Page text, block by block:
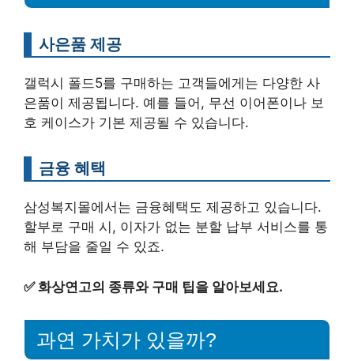
사은품 제공
갤럭시 폴드5를 구매하는 고객들에게는 다양한 사
은품이 제공됩니다. 예를 들어, 무선 이어폰이나 보
호 케이스가 기본 제공될 수 있습니다.
금융 혜택
삼성복지몰에서는 금융혜택도 제공하고 있습니다.
할부로 구매 시, 이자가 없는 분할 납부 서비스를 통
해 부담을 줄일 수 있죠.
✅화상연고의 종류와 구매 팁을 알아보세요.
과연 가치가 있을까?